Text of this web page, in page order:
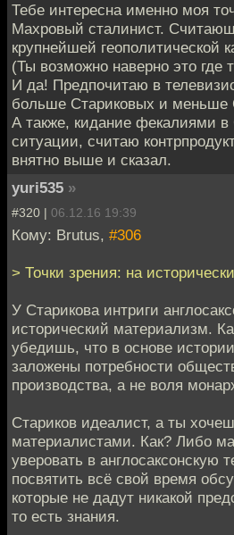
Тебе интересна именно моя
Махровый сталинист.
крупнейшей геополитической
(Ты возможно наверно это где
И да! Предпочитаю в
больше Стариковых и меньше
А также, кидание фекалиями в
ситуации, считаю
внятно выше и сказал.
yuri535 »
#320 | 06.12.16 19:39
Кому: Brutus, #306
> Точки зрения: на
У Старикова интриги
исторический материализм.
убедишь, что в основе
заложены потребности
производства, а не воля
Стариков идеалист, а ты
материалистами. Как? Либо
уверовать в англосаксонскую
посвятить всё свой время
которые не дадут никакой
то есть знания.